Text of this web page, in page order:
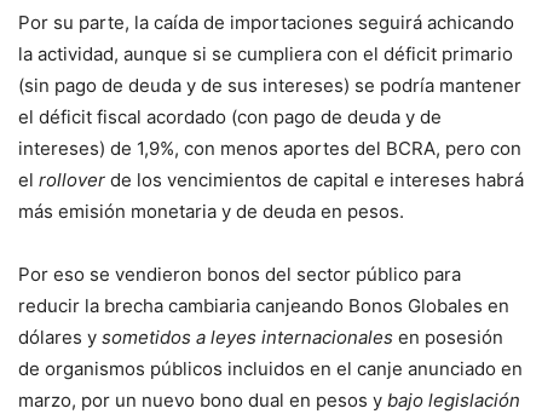
Por su parte, la caída de importaciones seguirá achicando
la actividad, aunque si se cumpliera con el déficit primario
(sin pago de deuda y de sus intereses) se podría mantener
el déficit fiscal acordado (con pago de deuda y de
intereses) de 1,9%, con menos aportes del BCRA, pero con
el rollover de los vencimientos de capital e intereses habrá
más emisión monetaria y de deuda en pesos.
Por eso se vendieron bonos del sector público para
reducir la brecha cambiaria canjeando Bonos Globales en
dólares y sometidos a leyes internacionales en posesión
de organismos públicos incluidos en el canje anunciado en
marzo, por un nuevo bono dual en pesos y bajo legislación